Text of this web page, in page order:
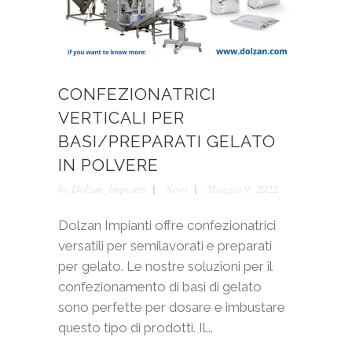
CONFEZIONATRICI
VERTICALI PER
BASI/PREPARATI GELATO
IN POLVERE
by Dolzan_Impianti News Maggio 9, 2022
Dolzan Impianti offre confezionatrici
versatili per semilavorati e preparati
per gelato. Le nostre soluzioni per il
confezionamento di basi di gelato
sono perfette per dosare e imbustare
questo tipo di prodotti. Il...